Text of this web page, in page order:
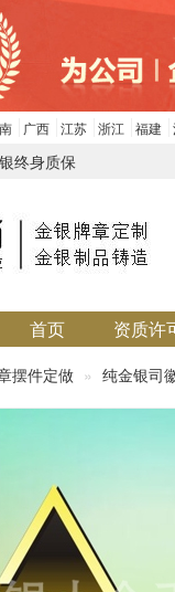
广西 江苏 浙江 福建
终身质保
首页 资质许
摆件定做 纯金银司